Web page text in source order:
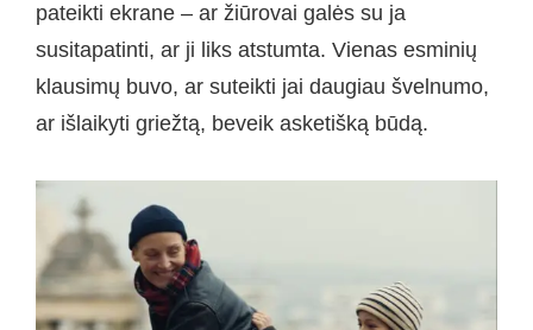
pateikti ekrane – ar žiūrovai galės su ja
susitapatinti, ar ji liks atstumta. Vienas esminių
klausimų buvo, ar suteikti jai daugiau švelnumo,
ar išlaikyti griežtą, beveik asketišką būdą.